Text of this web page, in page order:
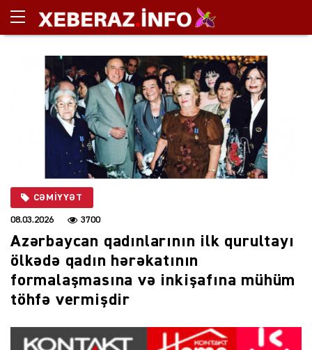
CƏMIYYƏT
08.03.2026 3700
Azərbaycan qadınlarının ilk qurultayı
ölkədə qadın hərəkatının
formalaşmasına və inkişafına mühüm
töhfə vermişdir